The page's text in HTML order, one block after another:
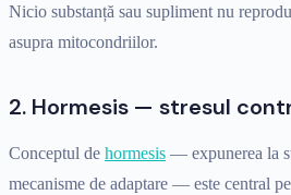
Nicio substanță sau supliment nu
asupra mitocondriilor.
2. Hormesis — stresul
Conceptul de hormesis — expunerea la
mecanisme de adaptare — este central